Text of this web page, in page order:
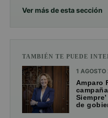
Ver más de esta sección
TAMBIÉN TE PUEDE
1
Amparo
de